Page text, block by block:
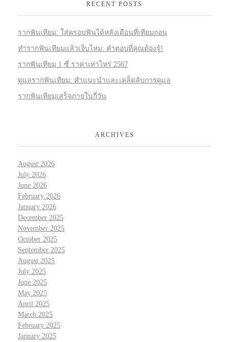
RECENT POSTS
รากฟันเทียม: ใส่ครอบฟันได้หลังเดือนที่เทียมถอน
ทำรากฟันเทียมแล้วเจ็บไหม: คำตอบที่คุณต้องรู้!
รากฟันเทียม 1 ซี่ ราคาเท่าไหร่ 2567
ดูแลรากฟันเทียม: คำแนะนำและเคล็ดลับการดูแล
รากฟันเทียมเสร็จภายในกี่วัน
ARCHIVES
August 2026
July 2026
June 2026
February 2026
January 2026
December 2025
November 2025
October 2025
September 2025
August 2025
July 2025
June 2025
May 2025
April 2025
March 2025
February 2025
January 2025